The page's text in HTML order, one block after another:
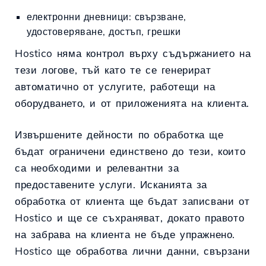
електронни дневници: свързване,
удостоверяване, достъп, грешки
Hostico няма контрол върху съдържанието на
тези логове, тъй като те се генерират
автоматично от услугите, работещи на
оборудването, и от приложенията на клиента.
Извършените дейности по обработка ще
бъдат ограничени единствено до тези, които
са необходими и релевантни за
предоставените услуги. Исканията за
обработка от клиента ще бъдат записвани от
Hostico и ще се съхраняват, докато правото
на забрава на клиента не бъде упражнено.
Hostico ще обработва лични данни, свързани